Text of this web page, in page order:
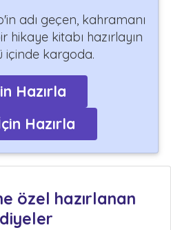
adı geçen, kahramanı
kitabı hazırlayın
içinde kargoda.
Hazırla
Hazırla
özel hazırlanan